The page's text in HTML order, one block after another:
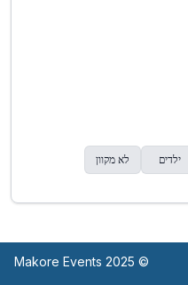
ילדים לא מקוון
© Makore Events 2025